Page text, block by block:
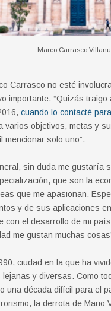
Marco Carrasco
Carrasco no esté
importante. “Quizás
cuando lo contacté
varios objetivos, metas y
mencionar solo uno”.
sin duda me gustaría
que son la
que me apasionan.
y de sus aplicaciones
con el desarrollo de mi
me gustan muchas
ciudad en la que ha
y diversas. Como
una década difícil para el
la derrota de Mario